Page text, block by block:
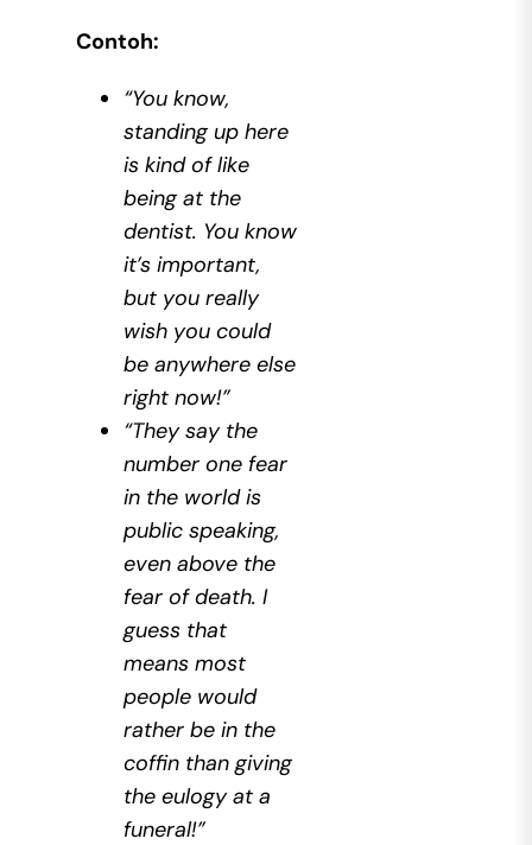
Contoh:
“You know,
standing up here
is kind of like
being at the
dentist. You know
it’s important,
but you really
wish you could
be anywhere else
right now!”
“They say the
number one fear
in the world is
public speaking,
even above the
fear of death. I
guess that
means most
people would
rather be in the
coffin than giving
the eulogy at a
funeral!”